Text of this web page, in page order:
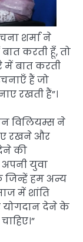
शर्मा ने
करती हूँ, तो
में बात करती
हैं जो
रखती हैं”।
विलियम्स ने
रखने और
की
युवा
जिन्हें हम अन्य
में शांति
योगदान देने के